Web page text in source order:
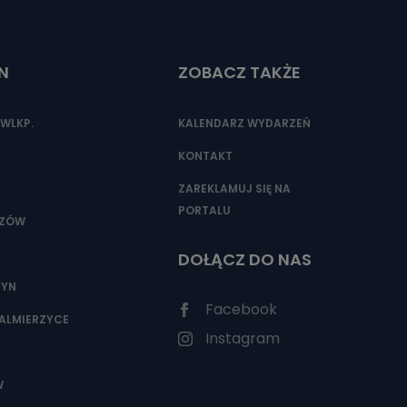
ZOBACZ TAKŻE
KALENDARZ WYDARZEŃ
KONTAKT
ZAREKLAMUJ SIĘ NA
PORTALU
DOŁĄCZ DO NAS
Facebook
Instagram